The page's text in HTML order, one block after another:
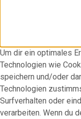
Um dir ein optimales
Technologien wie
speichern und/oder
Technologien
Surfverhalten oder
verarbeiten. Wenn du